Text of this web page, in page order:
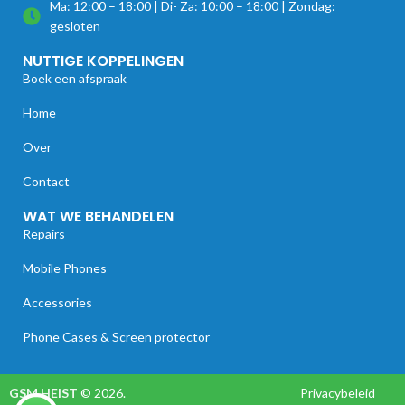
Ma: 12:00 – 18:00 | Di- Za: 10:00 – 18:00 | Zondag:
gesloten
NUTTIGE KOPPELINGEN
Boek een afspraak
Home
Over
Contact
WAT WE BEHANDELEN
Repairs
Mobile Phones
Accessories
Phone Cases & Screen protector
GSM HEIST © 2026. Privacybeleid